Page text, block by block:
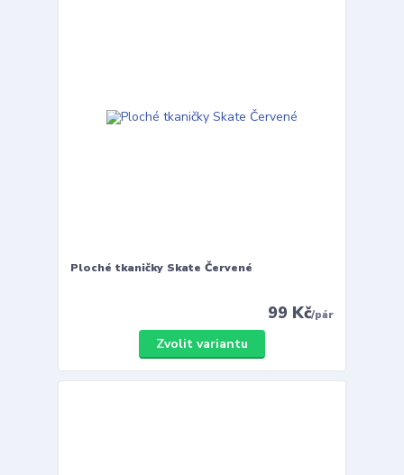
Ploché tkaničky Skate Červené
99 Kč/pár
Zvolit variantu